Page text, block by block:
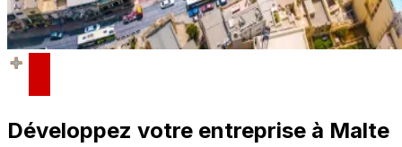
Développez votre entreprise à Malte